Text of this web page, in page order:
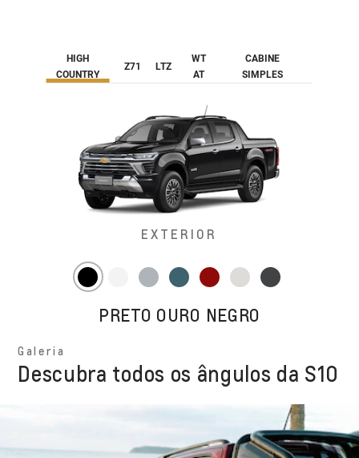
HIGH
COUNTRY
Z71 LTZ
WT
AT
CABINE
SIMPLES
EXTERIOR
PRETO OURO NEGRO
Galeria
Descubra todos os ângulos da S10